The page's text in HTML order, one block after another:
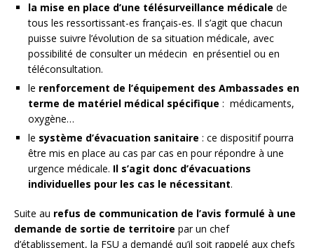
la mise en place d’une télésurveillance médicale de
tous les ressortissant-es français-es. Il s’agit que chacun
puisse suivre l’évolution de sa situation médicale, avec
possibilité de consulter un médecin en présentiel ou en
téléconsultation.
le renforcement de l’équipement des Ambassades en
terme de matériel médical spécifique : médicaments,
oxygène…
le système d’évacuation sanitaire : ce dispositif pourra
être mis en place au cas par cas en pour répondre à une
urgence médicale. Il s’agit donc d’évacuations
individuelles pour les cas le nécessitant.
Suite au refus de communication de l’avis formulé à une
demande de sortie de territoire par un chef
d’établissement, la FSU a demandé qu’il soit rappelé aux chefs